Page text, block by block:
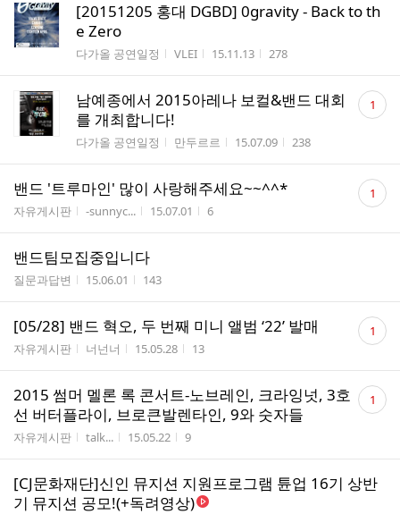
[20151205 홍대 DGBD] 0gravity - Back to th
e Zero
게시판명
다가올 공연일정 작성자
VLEI 작성시간
15.11.13 조회수
278
남예종에서 2015아레나 보컬&밴드 대회
를 개최합니다!
게시판명
다가올 공연일정 작성자
만두르르 작성시간
15.07.09 조회수
238
댓
글 1
밴드 '트루마인' 많이 사랑해주세요~~^^*
게시판명
자유게시판 작성자
-sunnyc... 작성시간
15.07.01 조회수
6
댓
글 1
밴드팀모집중입니다
게시판명
질문과답변 작성시간
15.06.01 조회수
143
[05/28] 밴드 혁오, 두 번째 미니 앨범 ‘22’ 발매
게시판명
자유게시판 작성자
너넌너 작성시간
15.05.28 조회수
13
댓
글 1
2015 썸머 멜론 록 콘서트-노브레인, 크라잉넛, 3호
선 버터플라이, 브로큰발렌타인, 9와 숫자들
게시판명
자유게시판 작성자
talk... 작성시간
15.05.22 조회수
9
댓
글 1
[CJ문화재단]신인 뮤지션 지원프로그램 튠업 16기 상반
기 뮤지션 공모!(+독려영상)